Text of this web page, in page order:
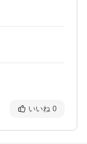
いいね 0